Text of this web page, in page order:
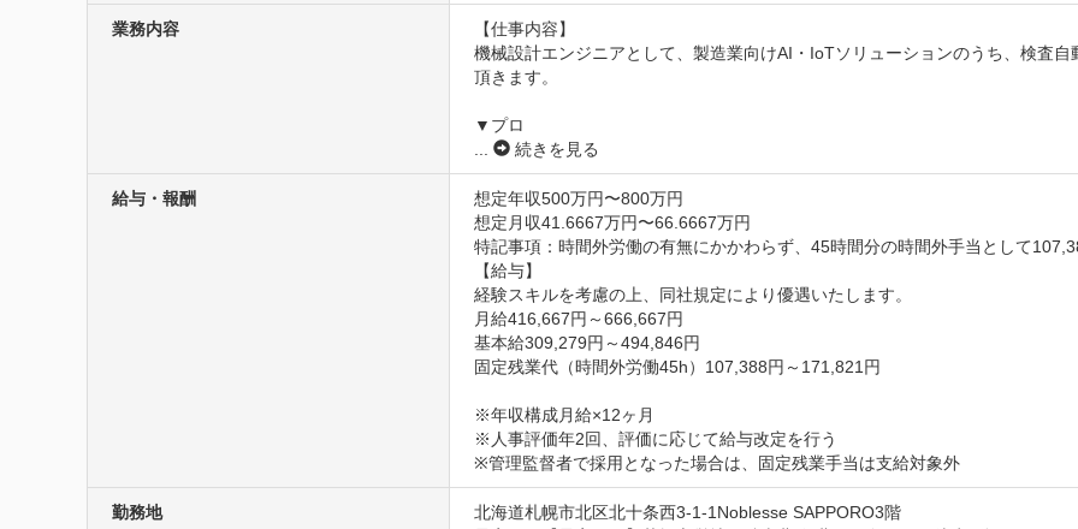
業務内容
【仕事内容】
機械設計エンジニアとして、製造業向けAI・IoTソリューションのうち、検査
頂きます。
▼プロ
続きを見る
給与・報酬
想定年収500万円〜800万円
想定月収41.6667万円〜66.6667万円
特記事項：時間外労働の有無にかかわらず、45時間分の時間外手当として
【給与】
経験スキルを考慮の上、同社規定により優遇いたします。
月給416,667円～666,667円
基本給309,279円～494,846円
固定残業代（時間外労働45h）107,388円～171,821円
※年収構成月給×12ヶ月
※人事評価年2回、評価に応じて給与改定を行う
※管理監督者で採用となった場合は、固定残業手当は支給対象外
勤務地
北海道札幌市北区北十条西3-1-1Noblesse SAPPORO3階